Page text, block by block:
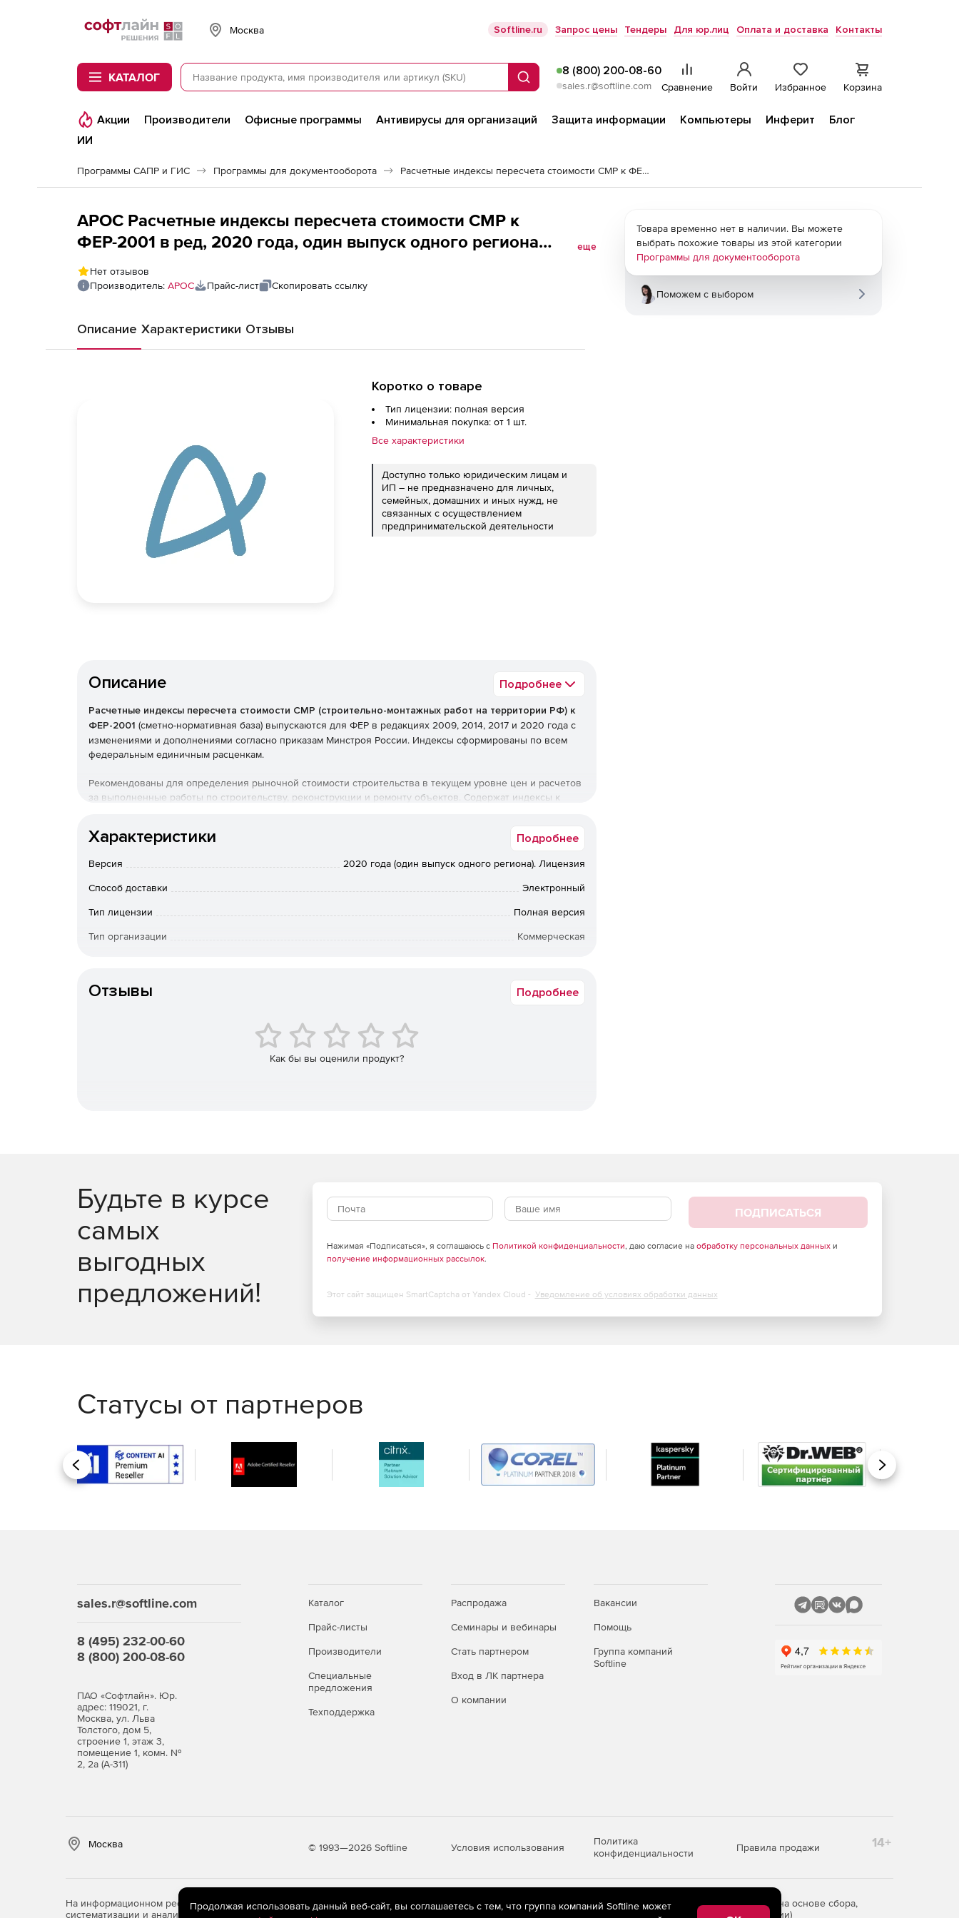
Softline
Москва Softline.ru Запрос цены Тендеры Для юр.лиц Оплата и доставка Контакты
КАТАЛОГ Поиск
8 (800) 200-08-60
sales.r@softline.com Сравнение Войти Избранное Корзина
Акции Производители Офисные программы Антивирусы для организаций Защита информации Компьютеры Инферит
Блог
ИИ
Программы САПР и ГИС Программы для документооборота Расчетные индексы пересчета стоимости СМР к ФЕР-2001
АРОС Расчетные индексы пересчета стоимости СМР к
ФЕР-2001 в ред, 2020 года, один выпуск одного региона
(лицензия), Липецкая область 2-е и последующие рабочие
места
еще
Нет отзывов
Производитель: АРОС Прайс-лист Скопировать ссылку
Описание Характеристики Отзывы
Коротко о товаре
Тип лицензии: полная версия
Минимальная покупка: от 1 шт.
Все характеристики
Доступно только юридическим лицам и
ИП – не предназначено для личных,
семейных, домашних и иных нужд, не
связанных с осуществлением
предпринимательской деятельности
Описание Подробнее
Расчетные индексы пересчета стоимости СМР (строительно-монтажных работ на территории РФ) к
ФЕР-2001 (сметно-нормативная база) выпускаются для ФЕР в редакциях 2009, 2014, 2017 и 2020 года с
изменениями и дополнениями согласно приказам Минстроя России. Индексы сформированы по всем
федеральным единичным расценкам.
Рекомендованы для определения рыночной стоимости строительства в текущем уровне цен и расчетов
за выполненные работы по строительству, реконструкции и ремонту объектов. Содержат индексы к
Могут использоваться при составлении сметной документации и осуществлении взаиморасчетов по
Характеристики Подробнее
Версия 2020 года (один выпуск одного региона). Лицензия
Способ доставки Электронный
Тип лицензии Полная версия
Тип организации Коммерческая
Отзывы Подробнее
Как бы вы оценили продукт?
Товара временно нет в наличии. Вы можете
выбрать похожие товары из этой категории
Программы для документооборота
Поможем с выбором
Будьте в курсе
самых
выгодных
предложений!
ПОДПИСАТЬСЯ
Нажимая «Подписаться», я соглашаюсь с Политикой конфиденциальности, даю согласие на обработку персональных данныхи
получение информационных рассылок.
Этот сайт защищен SmartCaptcha от Yandex Cloud - Уведомление об условиях обработки данных
Статусы от партнеров
Назад Вперед
sales.r@softline.com
8 (495) 232-00-60
8 (800) 200-08-60
ПАО «Софтлайн». Юр.
адрес: 119021, г.
Москва, ул. Льва
Толстого, дом 5,
строение 1, этаж 3,
помещение 1, комн. №
2, 2а (А-311)
Каталог
Прайс-листы
Производители
Специальные
предложения
Техподдержка
Распродажа
Семинары и вебинары
Стать партнером
Вход в ЛК партнера
О компании
Вакансии
Помощь
Группа компаний
Softline
Москва © 1993—2026 Softline Условия использования
Политика
конфиденциальности
Правила продажи 14+
На информационном ресурсе store.softline.ru применяютсярекомендательные технологии(информационные технологии предоставления информации на основе сбора,
систематизации и анализа сведений, относящихся к предпочтениям пользователей сети «Интернет», находящихся на территории Российской Федерации)
Продолжая использовать данный веб-сайт, вы соглашаетесь с тем, что группа компаний Softline может